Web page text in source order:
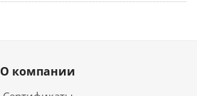
О компании